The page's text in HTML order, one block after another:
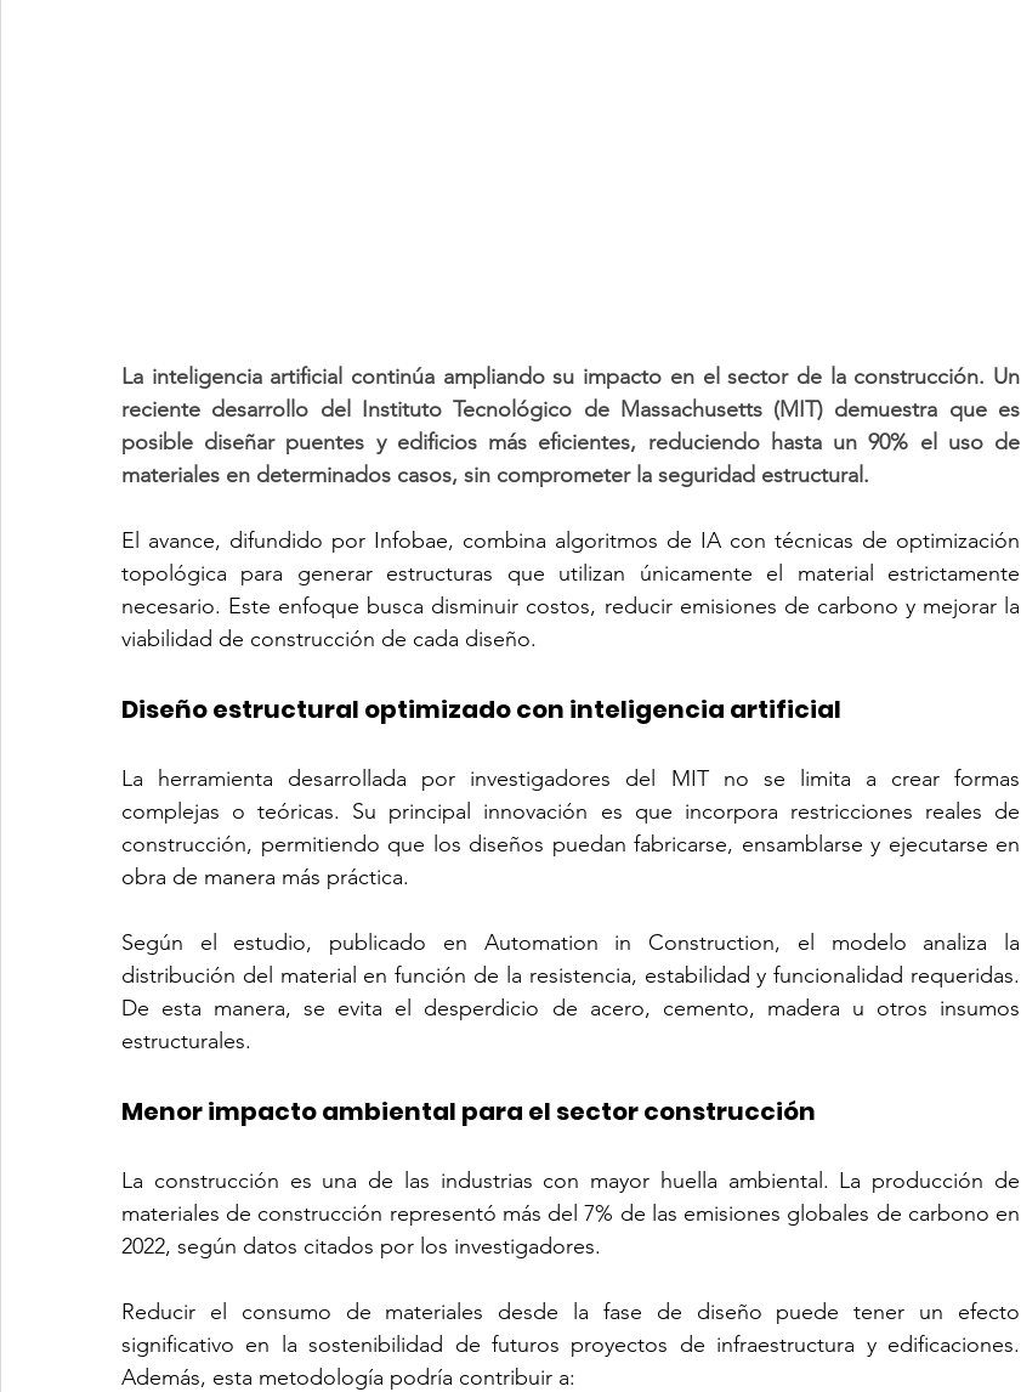
La inteligencia artificial continúa ampliando su impacto en el sector de la construcción. Un
reciente desarrollo del Instituto Tecnológico de Massachusetts (MIT) demuestra que es
posible diseñar puentes y edificios más eficientes, reduciendo hasta un 90% el uso de
materiales en determinados casos, sin comprometer la seguridad estructural.
El avance, difundido por Infobae, combina algoritmos de IA con técnicas de optimización
topológica para generar estructuras que utilizan únicamente el material estrictamente
necesario. Este enfoque busca disminuir costos, reducir emisiones de carbono y mejorar la
viabilidad de construcción de cada diseño.
Diseño estructural optimizado con inteligencia artificial
La herramienta desarrollada por investigadores del MIT no se limita a crear formas
complejas o teóricas. Su principal innovación es que incorpora restricciones reales de
construcción, permitiendo que los diseños puedan fabricarse, ensamblarse y ejecutarse en
obra de manera más práctica.
Según el estudio, publicado en Automation in Construction, el modelo analiza la
distribución del material en función de la resistencia, estabilidad y funcionalidad requeridas.
De esta manera, se evita el desperdicio de acero, cemento, madera u otros insumos
estructurales.
Menor impacto ambiental para el sector construcción
La construcción es una de las industrias con mayor huella ambiental. La producción de
materiales de construcción representó más del 7% de las emisiones globales de carbono en
2022, según datos citados por los investigadores.
Reducir el consumo de materiales desde la fase de diseño puede tener un efecto
significativo en la sostenibilidad de futuros proyectos de infraestructura y edificaciones.
Además, esta metodología podría contribuir a: